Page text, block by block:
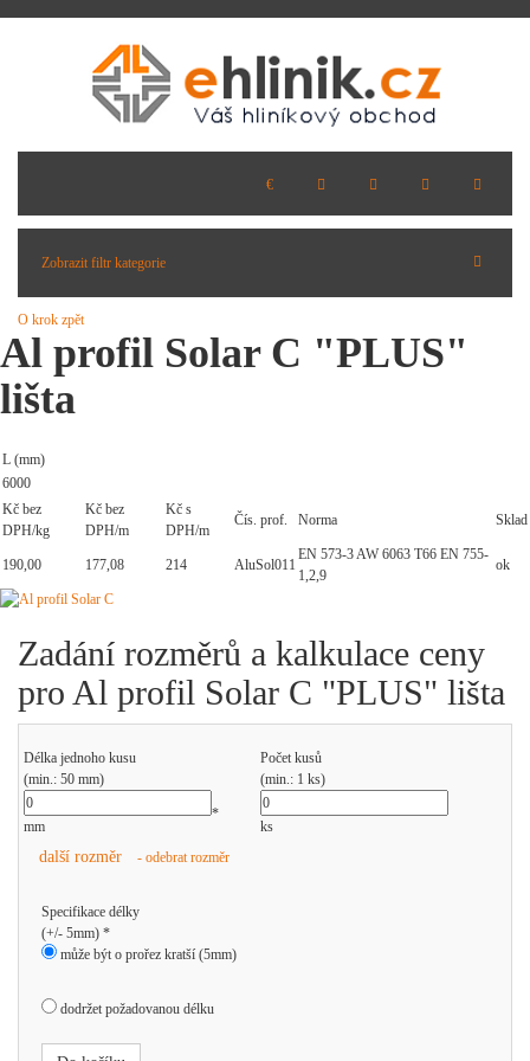
Zobrazit filtr kategorie
O krok zpět
Al profil Solar C "PLUS"
lišta
L (mm)
6000
Kč bez
DPH/kg
Kč bez
DPH/m
Kč s
DPH/m
Čís. prof. Norma Sklad
190,00 177,08 214 AluSol011
EN 573-3 AW 6063 T66 EN 755-
1,2,9
ok
Zadání rozměrů a kalkulace ceny
pro Al profil Solar C "PLUS" lišta
Délka jednoho kusu
(min.: 50 mm)
Počet kusů
(min.: 1 ks)
mm
*
ks
další rozměr - odebrat rozměr
Specifikace délky
(+/- 5mm) *
může být o prořez kratší (5mm)
dodržet požadovanou délku